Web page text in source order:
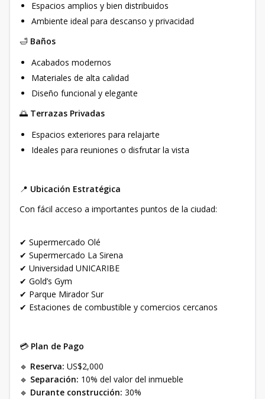
Espacios amplios y bien distribuidos
Ambiente ideal para descanso y privacidad
🛁 Baños
Acabados modernos
Materiales de alta calidad
Diseño funcional y elegante
🌅 Terrazas Privadas
Espacios exteriores para relajarte
Ideales para reuniones o disfrutar la vista
📍 Ubicación Estratégica
Con fácil acceso a importantes puntos de la ciudad:
✔ Supermercado Olé
✔ Supermercado La Sirena
✔ Universidad UNICARIBE
✔ Gold’s Gym
✔ Parque Mirador Sur
✔ Estaciones de combustible y comercios cercanos
💳 Plan de Pago
🔹 Reserva: US$2,000
🔹 Separación: 10% del valor del inmueble
🔹 Durante construcción: 30%